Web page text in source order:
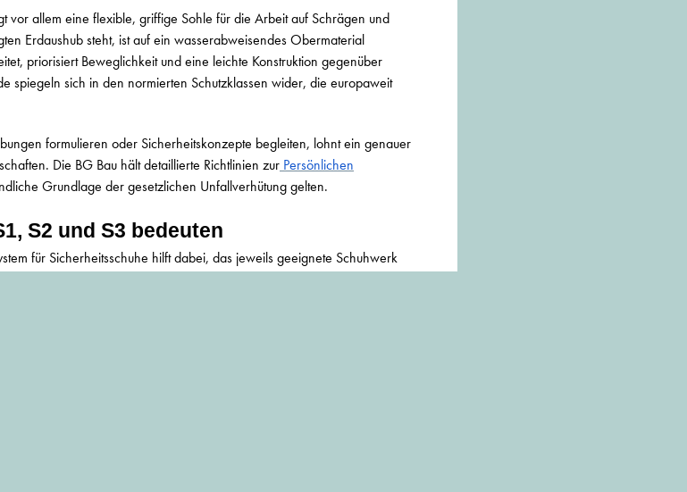
vor allem eine flexible, griffige Sohle für die Arbeit auf Schrägen und
Erdaushub steht, ist auf ein wasserabweisendes Obermaterial
priorisiert Beweglichkeit und eine leichte Konstruktion gegenüber
spiegeln sich in den normierten Schutzklassen wider, die europaweit
formulieren oder Sicherheitskonzepte begleiten, lohnt ein genauer
Die BG Bau hält detaillierte Richtlinien zur Persönlichen
Grundlage der gesetzlichen Unfallverhütung gelten.
S2 und S3 bedeuten
für Sicherheitsschuhe hilft dabei, das jeweils geeignete Schuhwerk